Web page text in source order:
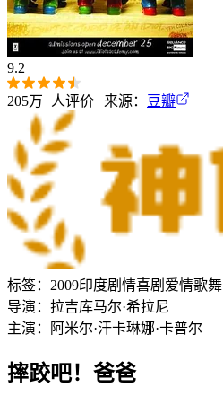
9.2
205万+人评价 | 来源： 豆瓣
标签： 2009印度剧情喜剧 爱情歌舞
导演： 拉吉库马尔·希拉尼
主演：
阿米尔·汗卡琳娜·卡普尔
摔跤吧！爸爸